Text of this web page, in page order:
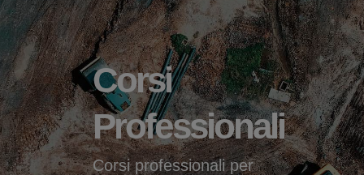
Corsi
Professionali
Corsi professionali per